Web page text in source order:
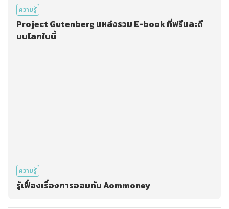
ความรู้
Project Gutenberg แหล่งรวม E-book ที่ฟรีและดี
บนโลกใบนี้
ความรู้
รู้เฟื่องเรื่องการออมกับ Aommoney